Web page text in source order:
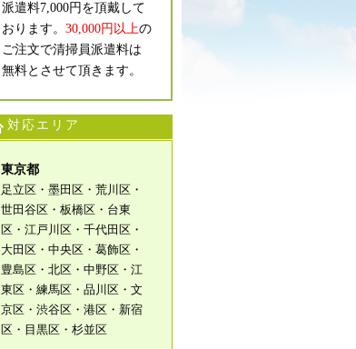
派遣料7,000円を頂戴して
おります。 30,000円以上の
ご注文で清掃員派遣料は
無料とさせて頂きます。
対応エリア
東京都
足立区・墨田区・荒川区・
世田谷区・板橋区・台東
区・江戸川区・千代田区・
大田区・中央区・葛飾区・
豊島区・北区・中野区・江
東区・練馬区・品川区・文
京区・渋谷区・港区・新宿
区・目黒区・杉並区